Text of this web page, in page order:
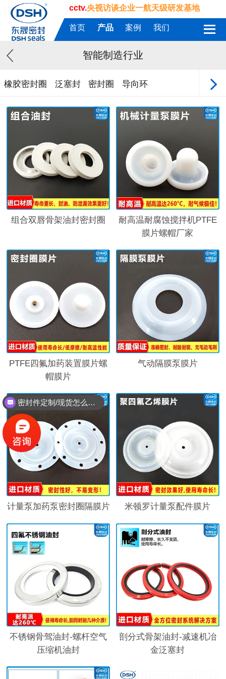
cctv.央视访谈企业一航天级研发基地
首页 产品 案例 我们
智能制造行业
橡胶密封圈 泛塞封 密封圈 导向环
组合双唇骨架油封密封圈
耐高温耐腐蚀搅拌机PTFE
膜片螺帽厂家
PTFE四氟加药装置膜片螺
帽膜片
气动隔膜泵膜片
计量泵加药泵密封圈隔膜片 米顿罗计量泵配件膜片
不锈钢骨驾油封-螺杆空气
压缩机油封
剖分式骨架油封-减速机冶
金泛塞封
密封件定制/现货怎么报价，起订量多少？
能定制耐高温耐腐蚀密封件吗？